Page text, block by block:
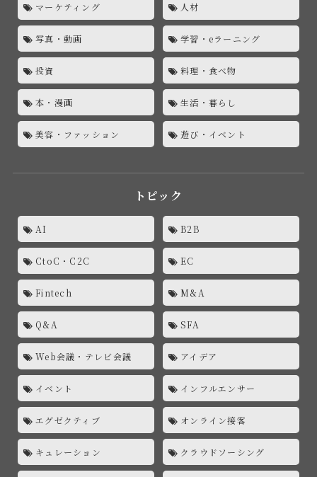
マーケティング 人材
写真・動画 学習・eラーニング
投資 料理・食べ物
本・漫画 生活・暮らし
美容・ファッション 遊び・イベント
トピック
AI B2B
CtoC・C2C EC
Fintech M&A
Q&A SFA
Web会議・テレビ会議 アイデア
イベント インフルエンサー
エグゼクティブ オンライン接客
キュレーション クラウドソーシング